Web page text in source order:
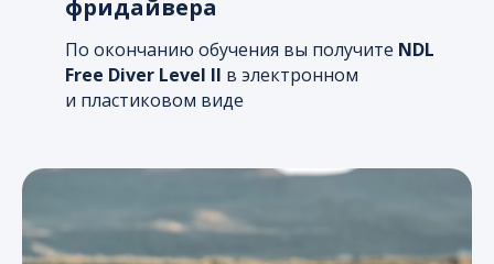
фридайвера
По окончанию обучения вы получите NDL
Free Diver Level II в электронном
и пластиковом виде